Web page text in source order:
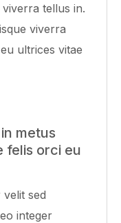
viverra tellus in.
viverra
ultrices vitae
metus
felis orci eu
sed
integer